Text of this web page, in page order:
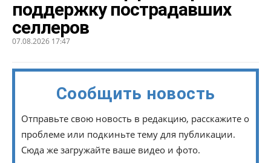
поддержку пострадавших
селлеров
07.08.2026 17:47
Сообщить новость
Отправьте свою новость в редакцию, расскажите о
проблеме или подкиньте тему для публикации.
Сюда же загружайте ваше видео и фото.